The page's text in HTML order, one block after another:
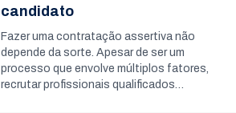
candidato
Fazer uma contratação assertiva não
depende da sorte. Apesar de ser um
processo que envolve múltiplos fatores,
recrutar profissionais qualificados…